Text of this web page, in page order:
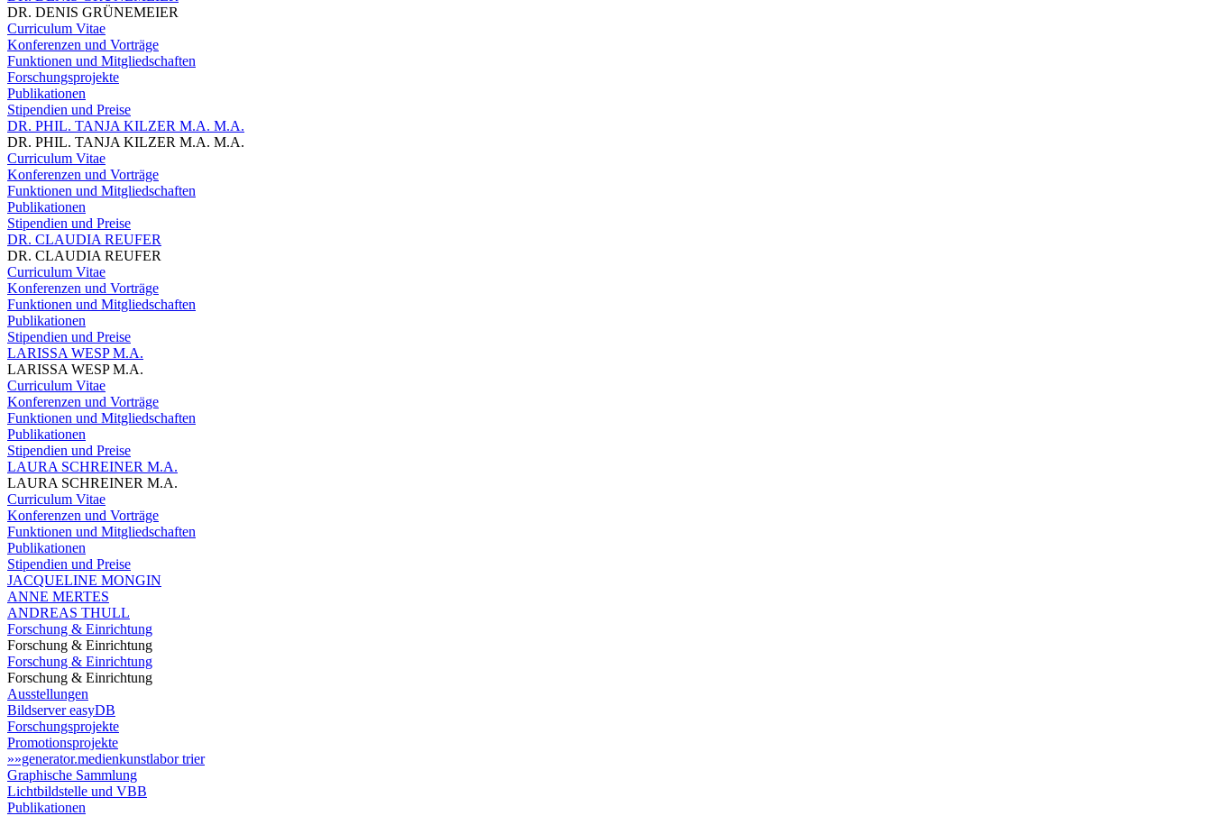
DR. DENIS GRÜNEMEIER
Curriculum Vitae
Konferenzen und Vorträge
Funktionen und Mitgliedschaften
Forschungsprojekte
Publikationen
Stipendien und Preise
DR. PHIL. TANJA KILZER M.A. M.A.
DR. PHIL. TANJA KILZER M.A. M.A.
Curriculum Vitae
Konferenzen und Vorträge
Funktionen und Mitgliedschaften
Publikationen
Stipendien und Preise
DR. CLAUDIA REUFER
DR. CLAUDIA REUFER
Curriculum Vitae
Konferenzen und Vorträge
Funktionen und Mitgliedschaften
Publikationen
Stipendien und Preise
LARISSA WESP M.A.
LARISSA WESP M.A.
Curriculum Vitae
Konferenzen und Vorträge
Funktionen und Mitgliedschaften
Publikationen
Stipendien und Preise
LAURA SCHREINER M.A.
LAURA SCHREINER M.A.
Curriculum Vitae
Konferenzen und Vorträge
Funktionen und Mitgliedschaften
Publikationen
Stipendien und Preise
JACQUELINE MONGIN
ANNE MERTES
ANDREAS THULL
Forschung & Einrichtung
Forschung & Einrichtung
Forschung & Einrichtung
Forschung & Einrichtung
Ausstellungen
Bildserver easyDB
Forschungsprojekte
Promotionsprojekte
»»generator.medienkunstlabor trier
Graphische Sammlung
Lichtbildstelle und VBB
Publikationen